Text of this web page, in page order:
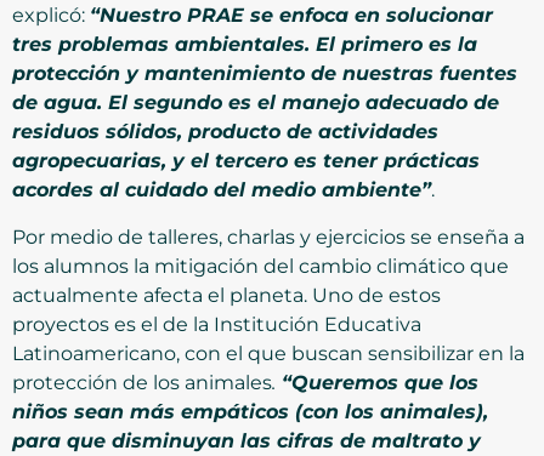
explicó: “Nuestro PRAE se enfoca en solucionar
tres problemas ambientales. El primero es la
protección y mantenimiento de nuestras fuentes
de agua. El segundo es el manejo adecuado de
residuos sólidos, producto de actividades
agropecuarias, y el tercero es tener prácticas
acordes al cuidado del medio ambiente”.
Por medio de talleres, charlas y ejercicios se enseña a
los alumnos la mitigación del cambio climático que
actualmente afecta el planeta. Uno de estos
proyectos es el de la Institución Educativa
Latinoamericano, con el que buscan sensibilizar en la
protección de los animales. “Queremos que los
niños sean más empáticos (con los animales),
para que disminuyan las cifras de maltrato y